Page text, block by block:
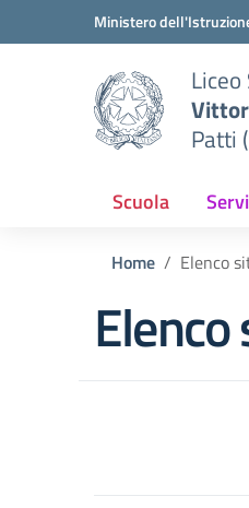
Vai ai contenuti
Vai al menu di navigazione
Ministero
Patti
Scuola
Home Elenco